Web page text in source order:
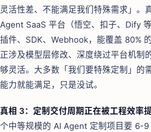
灵活性差、不能满足我们特殊需求」。
Agent SaaS 平台（悟空、扣子、Dify 等
插件、SDK、Webhook，能覆盖 80%
正涉及模型层修改、深度绕过平台机制
够灵活。大多数「我们要特殊定制」的
能力就能满足，只是没试。
真相 3：定制交付周期正在被工程效率
个中等规模的 AI Agent 定制项目要 6-9